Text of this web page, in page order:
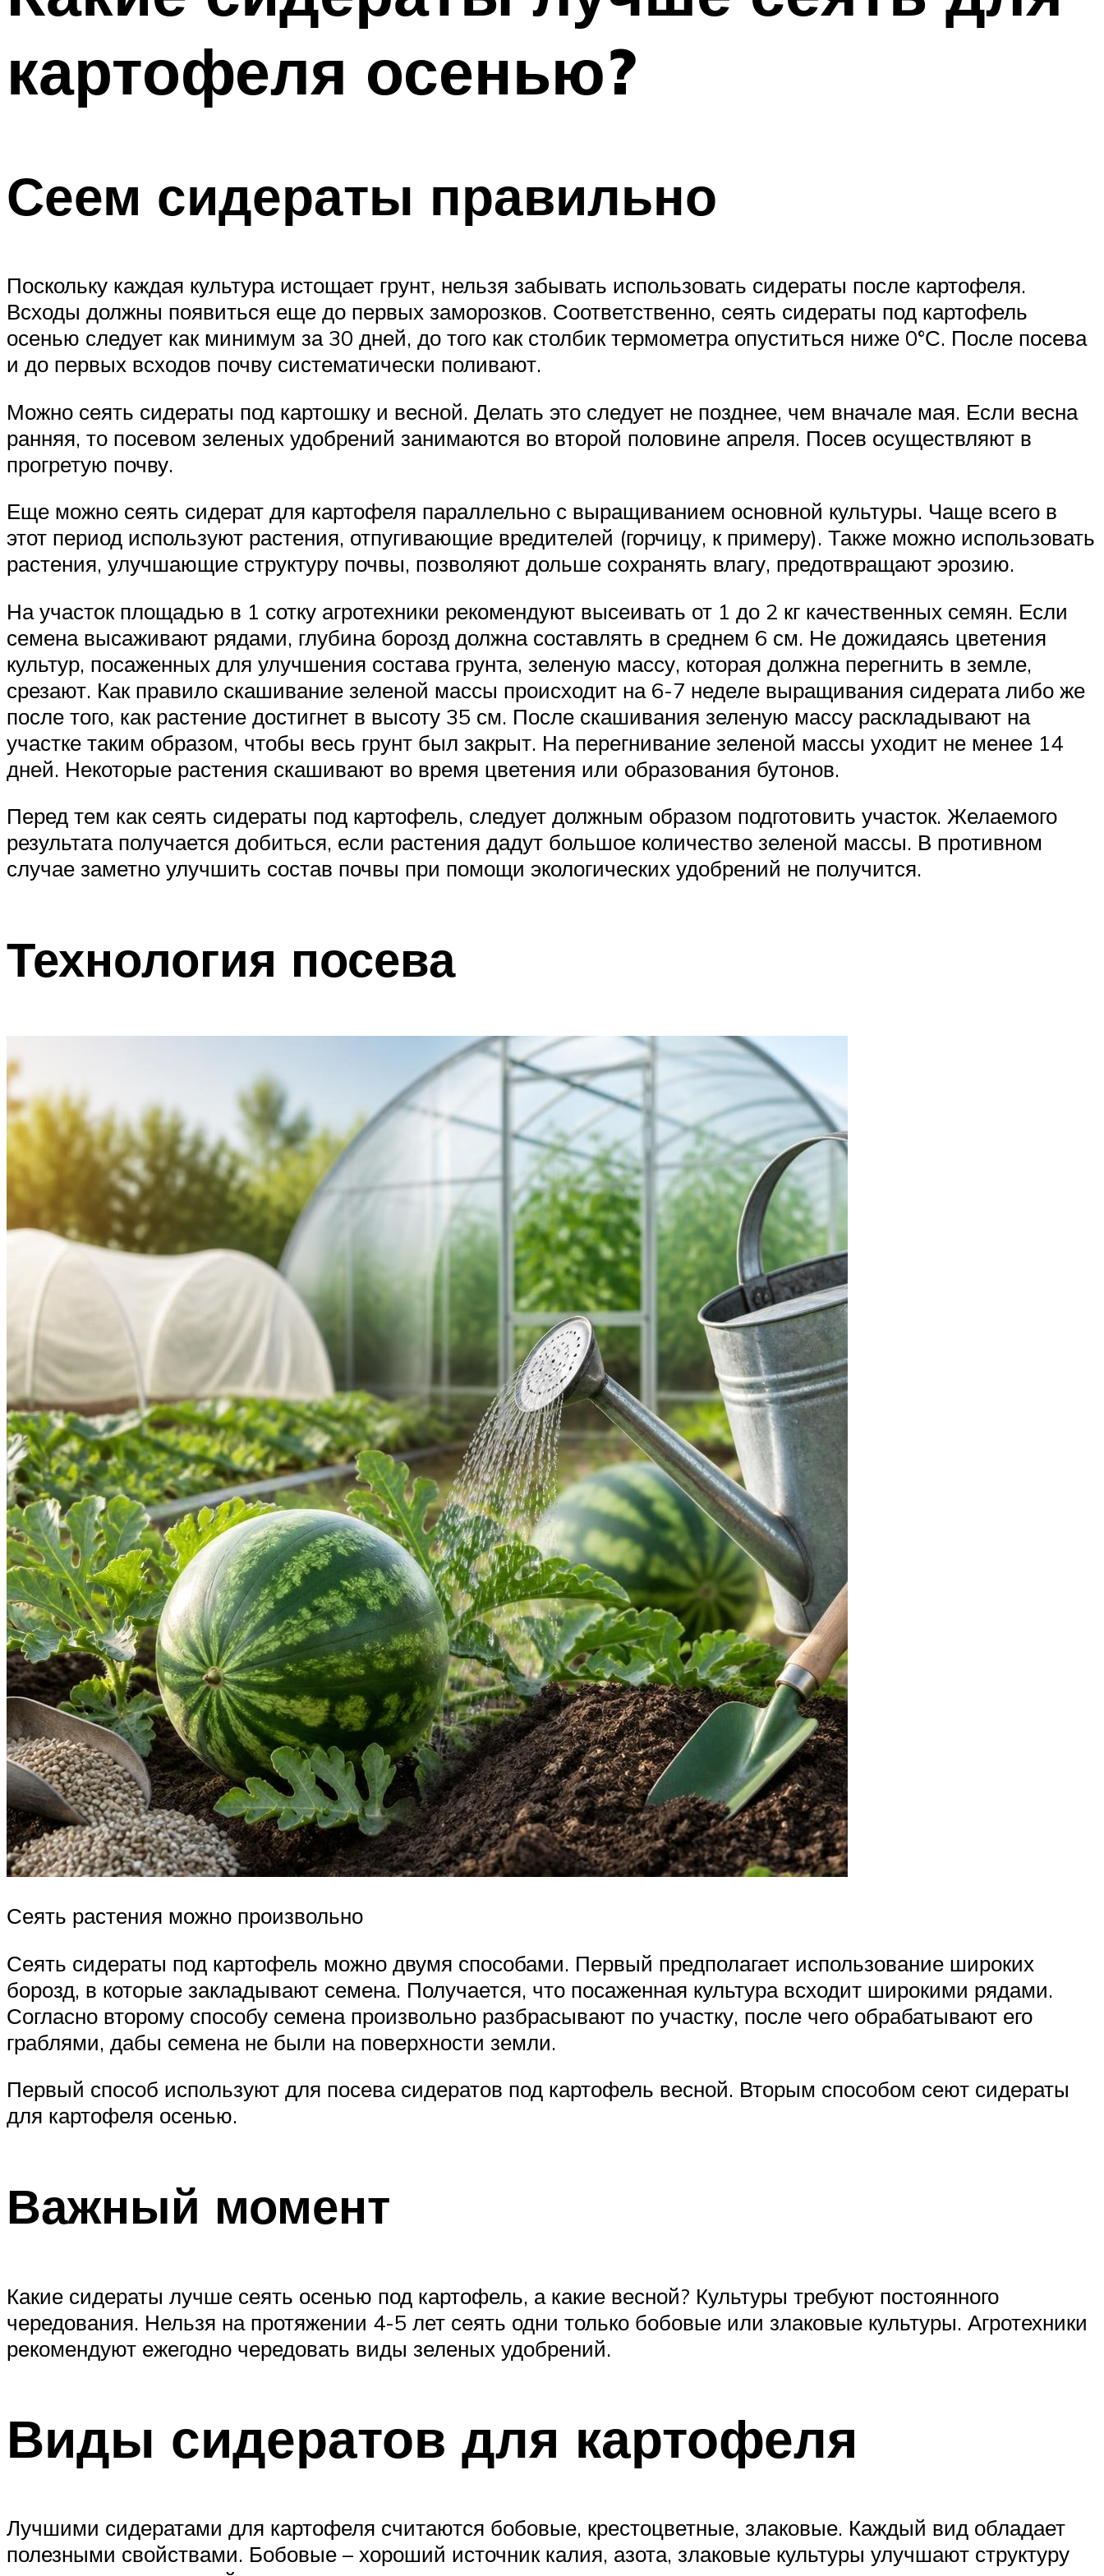
картофеля осенью?
Сеем сидераты правильно
Поскольку каждая культура истощает грунт, нельзя забывать использовать сидераты после картофеля.
Всходы должны появиться еще до первых заморозков. Соответственно, сеять сидераты под картофель
осенью следует как минимум за 30 дней, до того как столбик термометра опуститься ниже 0°С. После посева
и до первых всходов почву систематически поливают.
Можно сеять сидераты под картошку и весной. Делать это следует не позднее, чем вначале мая. Если весна
ранняя, то посевом зеленых удобрений занимаются во второй половине апреля. Посев осуществляют в
прогретую почву.
Еще можно сеять сидерат для картофеля параллельно с выращиванием основной культуры. Чаще всего в
этот период используют растения, отпугивающие вредителей (горчицу, к примеру). Также можно использовать
растения, улучшающие структуру почвы, позволяют дольше сохранять влагу, предотвращают эрозию.
На участок площадью в 1 сотку агротехники рекомендуют высеивать от 1 до 2 кг качественных семян. Если
семена высаживают рядами, глубина борозд должна составлять в среднем 6 см. Не дожидаясь цветения
культур, посаженных для улучшения состава грунта, зеленую массу, которая должна перегнить в земле,
срезают. Как правило скашивание зеленой массы происходит на 6-7 неделе выращивания сидерата либо же
после того, как растение достигнет в высоту 35 см. После скашивания зеленую массу раскладывают на
участке таким образом, чтобы весь грунт был закрыт. На перегнивание зеленой массы уходит не менее 14
дней. Некоторые растения скашивают во время цветения или образования бутонов.
Перед тем как сеять сидераты под картофель, следует должным образом подготовить участок. Желаемого
результата получается добиться, если растения дадут большое количество зеленой массы. В противном
случае заметно улучшить состав почвы при помощи экологических удобрений не получится.
Технология посева
Сеять растения можно произвольно
Сеять сидераты под картофель можно двумя способами. Первый предполагает использование широких
борозд, в которые закладывают семена. Получается, что посаженная культура всходит широкими рядами.
Согласно второму способу семена произвольно разбрасывают по участку, после чего обрабатывают его
граблями, дабы семена не были на поверхности земли.
Первый способ используют для посева сидератов под картофель весной. Вторым способом сеют сидераты
для картофеля осенью.
Важный момент
Какие сидераты лучше сеять осенью под картофель, а какие весной? Культуры требуют постоянного
чередования. Нельзя на протяжении 4-5 лет сеять одни только бобовые или злаковые культуры. Агротехники
рекомендуют ежегодно чередовать виды зеленых удобрений.
Виды сидератов для картофеля
Лучшими сидератами для картофеля считаются бобовые, крестоцветные, злаковые. Каждый вид обладает
полезными свойствами. Бобовые – хороший источник калия, азота, злаковые культуры улучшают структуру